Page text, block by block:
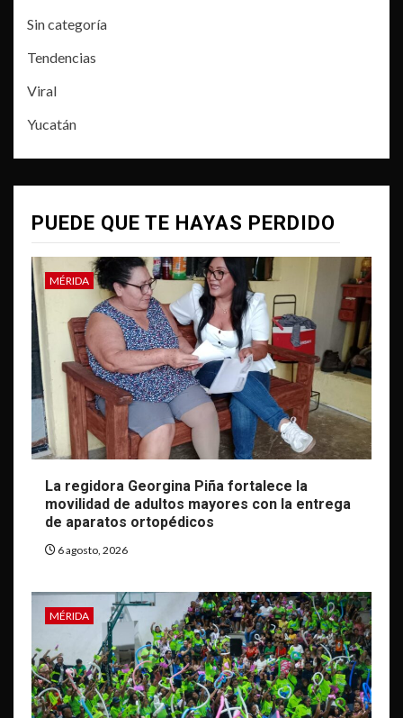
Sin categoría
Tendencias
Viral
Yucatán
PUEDE QUE TE HAYAS PERDIDO
MÉRIDA
La regidora Georgina Piña fortalece la
movilidad de adultos mayores con la entrega
de aparatos ortopédicos
6 agosto, 2026
MÉRIDA